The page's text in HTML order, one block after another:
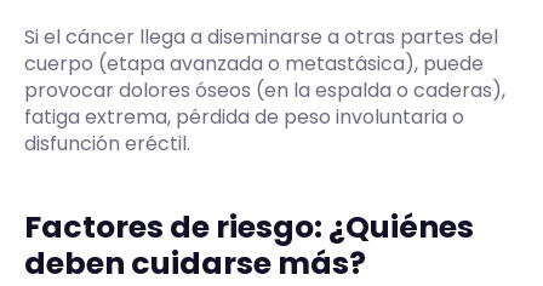
Si el cáncer llega a diseminarse a otras partes del
cuerpo (etapa avanzada o metastásica), puede
provocar dolores óseos (en la espalda o caderas),
fatiga extrema, pérdida de peso involuntaria o
disfunción eréctil.
Factores de riesgo: ¿Quiénes
deben cuidarse más?